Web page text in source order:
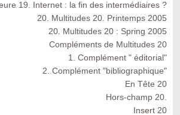
19. Internet : la fin des intermédiaires ?
20. Multitudes 20. Printemps 2005
20. Multitudes 20 : Spring 2005
Compléments de Multitudes 20
1. Complément " éditorial"
2. Complément "bibliographique"
En Tête 20
Hors-champ 20.
Insert 20